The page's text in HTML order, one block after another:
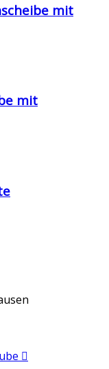
mit
mit